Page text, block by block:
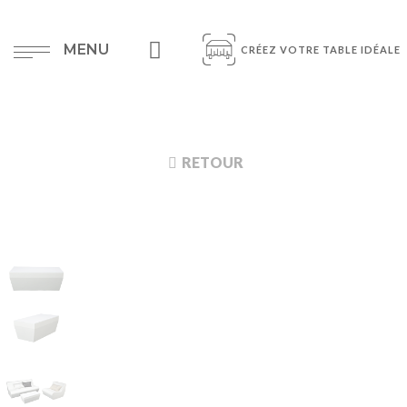
MENU CRÉEZ VOTRE TABLE IDÉALE
RETOUR